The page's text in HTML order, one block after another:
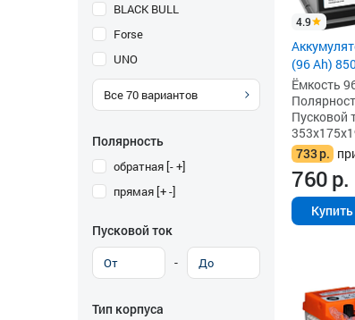
BLACK BULL
Forse
UNO
Все70 вариантов
Полярность
обратная [- +]
прямая [+ -]
Пусковой ток
-
Тип корпуса
4.9
(96 Ah)
Ёмкость
Пусковой
733р.
760р.
Купить